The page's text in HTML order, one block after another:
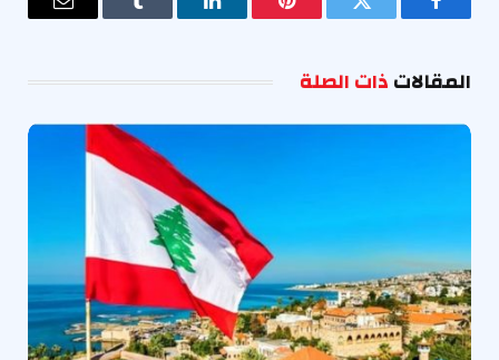
فيسبوك تويتر بينتيريستلينكدإن Tumblr
البريد
المقالاتذات الصلة